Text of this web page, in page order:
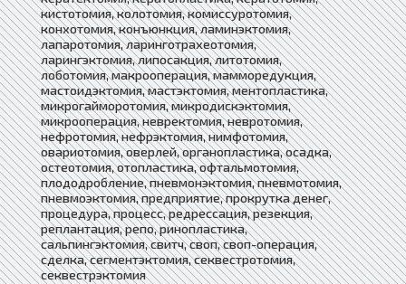
кистотомия, колотомия, комиссуротомия,
конхотомия, конъюнкция, ламинэктомия,
лапаротомия, ларинготрахеотомия,
ларингэктомия, липосакция, литотомия,
лоботомия, макрооперация, мамморедукция,
мастоидэктомия, мастэктомия, ментопластика,
микрогайморотомия, микродискэктомия,
микрооперация, невректомия, невротомия,
нефротомия, нефрэктомия, нимфотомия,
овариотомия, оверлей, органопластика, осадка,
остеотомия, отопластика, офтальмотомия,
плододробление, пневмонэктомия, пневмотомия,
пневмоэктомия, предприятие, прокрутка денег,
процедура, процесс, редрессация, резекция,
реплантация, репо, ринопластика,
сальпингэктомия, свитч, своп, своп-операция,
сделка, сегментэктомия, секвестротомия,
секвестрэктомия